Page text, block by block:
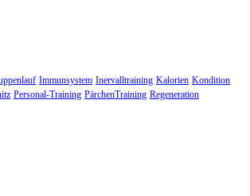
Immunsystem Inervalltraining Kalorien Kondition
Personal-Training PärchenTraining Regeneration